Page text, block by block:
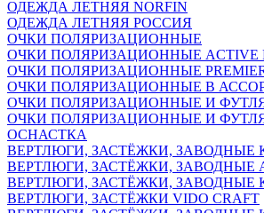
ОДЕЖДА ЛЕТНЯЯ NORFIN
ОДЕЖДА ЛЕТНЯЯ РОССИЯ
ОЧКИ ПОЛЯРИЗАЦИОННЫЕ
ОЧКИ ПОЛЯРИЗАЦИОННЫЕ ACTIVE
ОЧКИ ПОЛЯРИЗАЦИОННЫЕ
ОЧКИ ПОЛЯРИЗАЦИОННЫЕ В
ОЧКИ ПОЛЯРИЗАЦИОННЫЕ И
ОЧКИ ПОЛЯРИЗАЦИОННЫЕ И
ОСНАСТКА
ВЕРТЛЮГИ, ЗАСТЁЖКИ, ЗАВОДНЫЕ
ВЕРТЛЮГИ, ЗАСТЁЖКИ, ЗАВОДНЫЕ
ВЕРТЛЮГИ, ЗАСТЁЖКИ, ЗАВОДНЫЕ
ВЕРТЛЮГИ, ЗАСТЁЖКИ VIDO CRAFT